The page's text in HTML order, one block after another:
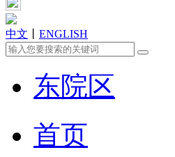
中文 ENGLISH
东院区
首页